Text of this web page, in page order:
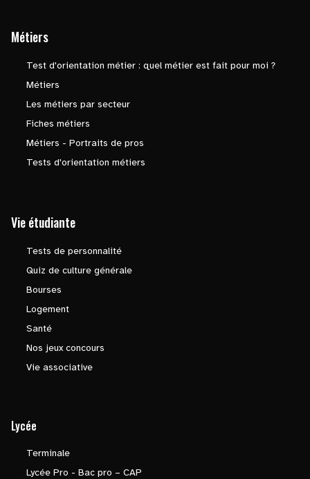
Métiers
Test d'orientation métier : quel métier est fait pour moi ?
Métiers
Les métiers par secteur
Fiches métiers
Métiers - Portraits de pros
Tests d'orientation métiers
Vie étudiante
Tests de personnalité
Quiz de culture générale
Bourses
Logement
Santé
Nos jeux concours
Vie associative
Lycée
Terminale
Lycée Pro - Bac pro – CAP